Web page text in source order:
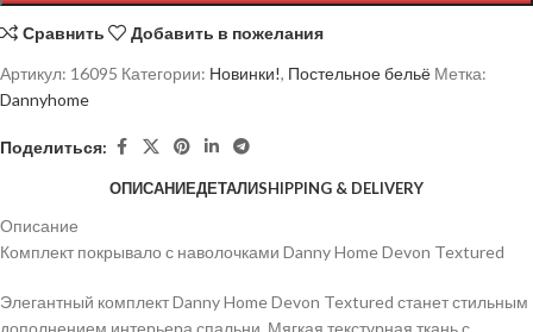
Сравнить
Добавить в пожелания
Артикул: 16095 Категории: Новинки!, Постельное бельё Метка:
Dannyhome
Поделиться:
ОПИСАНИЕДЕТАЛИSHIPPING & DELIVERY
Описание
Комплект покрывало с наволочками Danny Home Devon Textured
Элегантный комплект Danny Home Devon Textured станет стильным
дополнением интерьера спальни. Мягкая текстурная ткань с